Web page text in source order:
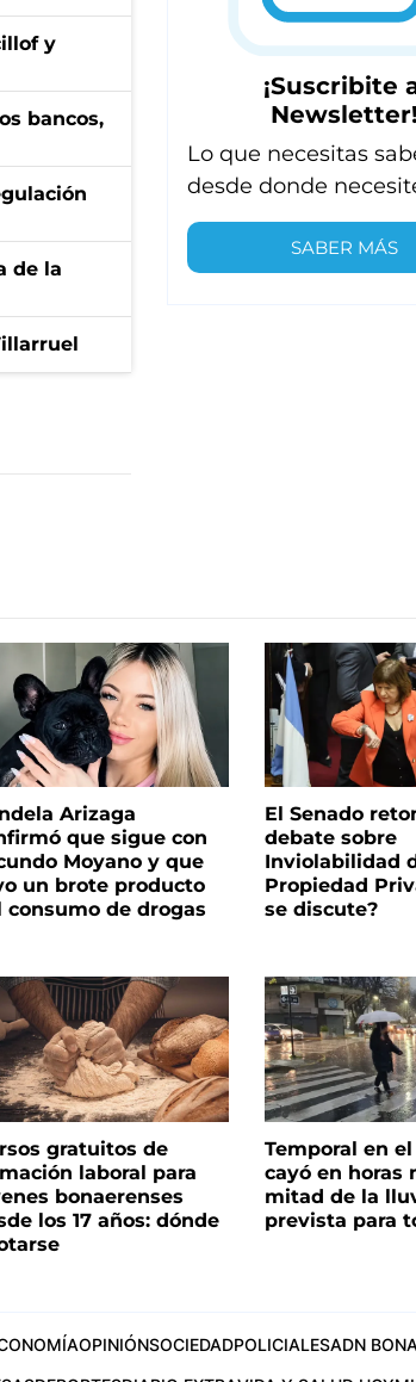
y
bancos,
de la
¡Suscribite
Newsletter!
Lo que necesitas
desde donde
SABER MÁS
Arizaga
que sigue con
Moyano y que
un brote producto
consumo de drogas
El Senado
debate sobre
Inviolabilidad
Propiedad
se discute?
gratuitos de
laboral para
bonaerenses
los 17 años: dónde
Temporal en el
cayó en horas
mitad de la
prevista para
OPINIÓNSOCIEDADPOLICIALESADN